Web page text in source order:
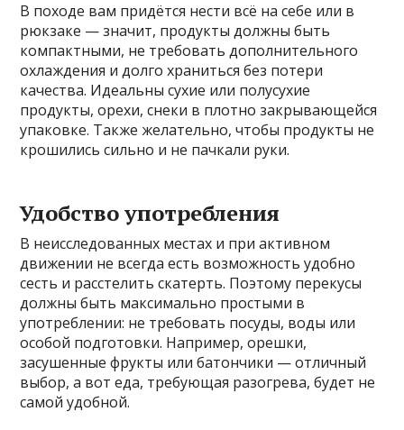
В походе вам придётся нести всё на себе или в
рюкзаке — значит, продукты должны быть
компактными, не требовать дополнительного
охлаждения и долго храниться без потери
качества. Идеальны сухие или полусухие
продукты, орехи, снеки в плотно закрывающейся
упаковке. Также желательно, чтобы продукты не
крошились сильно и не пачкали руки.
Удобство употребления
В неисследованных местах и при активном
движении не всегда есть возможность удобно
сесть и расстелить скатерть. Поэтому перекусы
должны быть максимально простыми в
употреблении: не требовать посуды, воды или
особой подготовки. Например, орешки,
засушенные фрукты или батончики — отличный
выбор, а вот еда, требующая разогрева, будет не
самой удобной.